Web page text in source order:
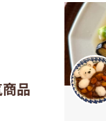
品